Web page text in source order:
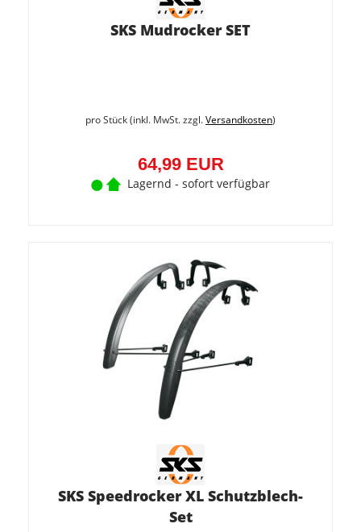
SKS Mudrocker SET
pro Stück (inkl. MwSt. zzgl.Versandkosten)
64,99 EUR
Lagernd - sofort verfügbar
SKS Speedrocker XL Schutzblech-
Set